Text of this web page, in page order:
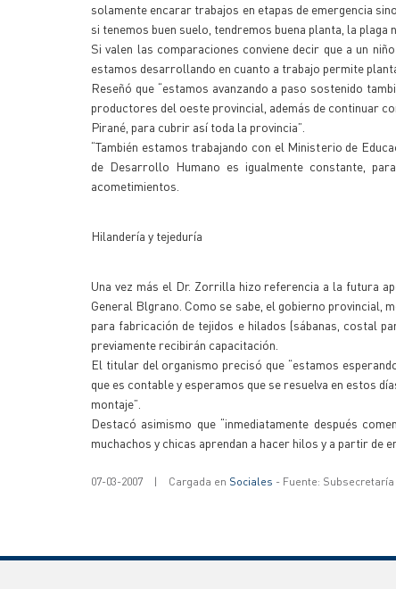
solamente encarar trabajos en etapas de emergencia
si tenemos buen suelo, tendremos buena planta, la plaga
Si valen las comparaciones conviene decir que a un
estamos desarrollando en cuanto a trabajo permite
Reseñó que “estamos avanzando a paso sostenido
productores del oeste provincial, además de continuar
Pirané, para cubrir así toda la provincia”.
“También estamos trabajando con el Ministerio de
de Desarrollo Humano es igualmente constante,
acometimientos.
Hilandería y tejeduría
Una vez más el Dr. Zorrilla hizo referencia a la futura
General Blgrano. Como se sabe, el gobierno provincial,
para fabricación de tejidos e hilados (sábanas, costal
previamente recibirán capacitación.
El titular del organismo precisó que “estamos
que es contable y esperamos que se resuelva en estos
montaje”.
Destacó asimismo que “inmediatamente después
muchachos y chicas aprendan a hacer hilos y a partir de
07-03-2007 | Cargada en Sociales - Fuente: